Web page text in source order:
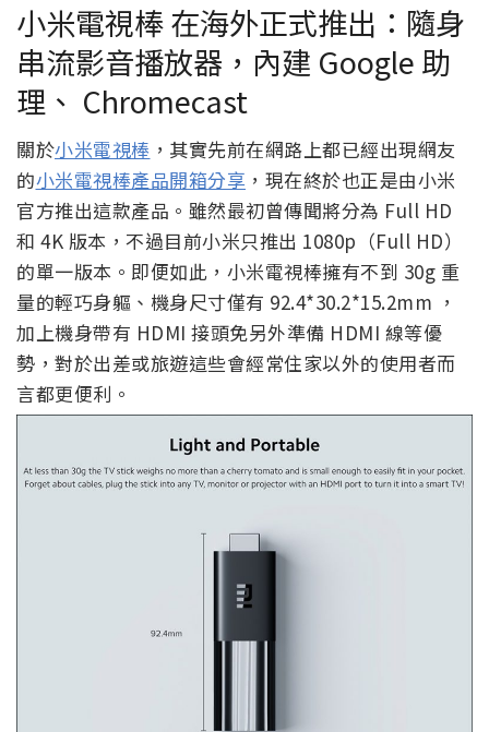
小米電視棒 在海外正式推出：隨身
串流影音播放器，內建 Google 助
理、 Chromecast
關於小米電視棒 ，其實先前在網路上都已經出現網友
的小米電視棒產品開箱分享 ，現在終於也正是由小米
官方推出這款產品。雖然最初曾傳聞將分為 Full HD
和 4K 版本，不過目前小米只推出 1080p（Full HD）
的單一版本。即便如此，小米電視棒擁有不到 30g 重
量的輕巧身軀、機身尺寸僅有 92.4*30.2*15.2mm ，
加上機身帶有 HDMI 接頭免另外準備 HDMI 線等優
勢，對於出差或旅遊這些會經常住家以外的使用者而
言都更便利。